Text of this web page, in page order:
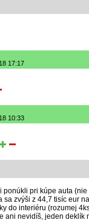
17:17
10:33
ponúkli pri kúpe auta
zvýši z 44,7 tisíc eur
do interiéru (rozumej
ani nevidíš, jeden deklík